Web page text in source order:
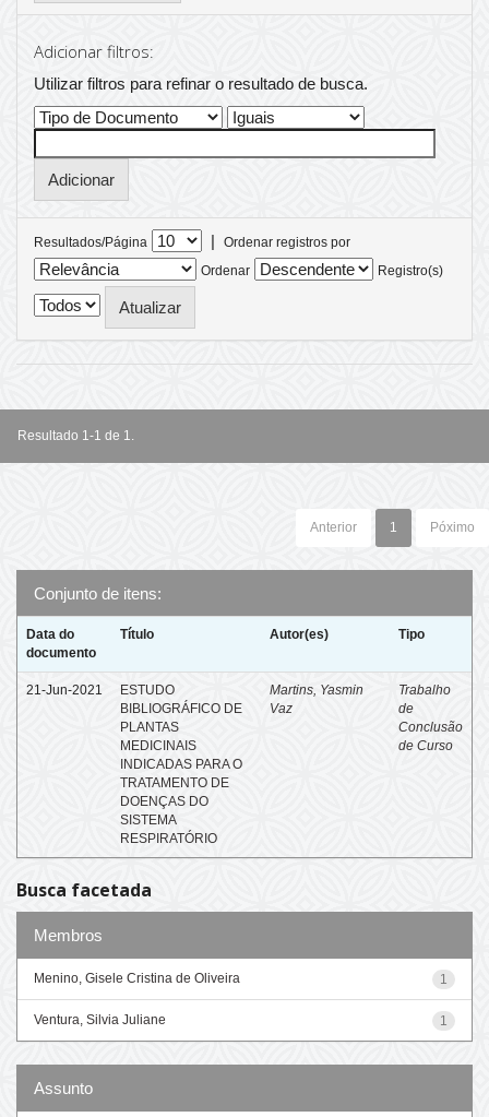
Adicionar filtros:
Utilizar filtros para refinar o resultado de busca.
Resultados/Página |
Ordenar registros por
Ordenar
Registro(s)
Resultado 1-1 de 1.
Anterior 1 Póximo
Conjunto de itens:
Data do
documento
Título Autor(es) Tipo
21-Jun-2021
ESTUDO
BIBLIOGRÁFICO DE
PLANTAS
MEDICINAIS
INDICADAS PARA O
TRATAMENTO DE
DOENÇAS DO
SISTEMA
RESPIRATÓRIO
Martins, Yasmin
Vaz
Trabalho
de
Conclusão
de Curso
Busca facetada
Membros
1
Menino, Gisele Cristina de Oliveira
1
Ventura, Silvia Juliane
Assunto